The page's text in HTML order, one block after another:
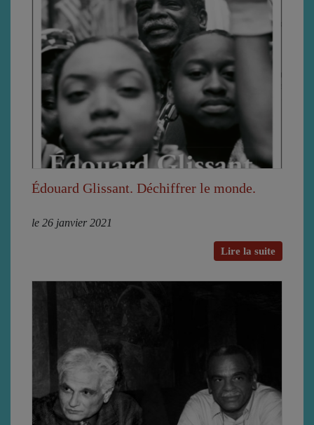
Édouard Glissant. Déchiffrer le monde.
le 26 janvier 2021
Lire la suite